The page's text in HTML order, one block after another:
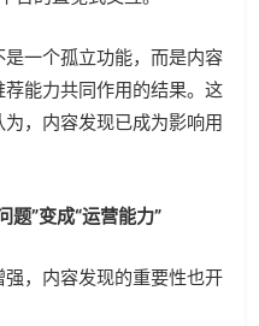
一个孤立功能，而是内容
能力共同作用的结果。这
，内容发现已成为影响用
题”变成“运营能力”
，内容发现的重要性也开